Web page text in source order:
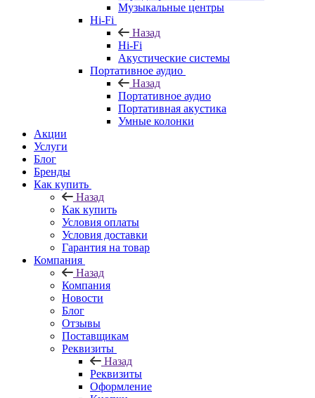
Музыкальные центры
Hi-Fi
Назад
Hi-Fi
Акустические системы
Портативное аудио
Назад
Портативное аудио
Портативная акустика
Умные колонки
Акции
Услуги
Блог
Бренды
Как купить
Назад
Как купить
Условия оплаты
Условия доставки
Гарантия на товар
Компания
Назад
Компания
Новости
Блог
Отзывы
Поставщикам
Реквизиты
Назад
Реквизиты
Оформление